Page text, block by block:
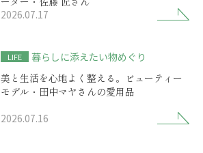
2026.07.17
LIFE
暮らしに添えたい物めぐり
美と生活を心地よく整える。ビューティー
モデル・田中マヤさんの愛用品
2026.07.16